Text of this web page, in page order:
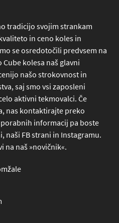
tradicijo svojim strankam
in ceno koles in
se osredotočili predvsem na
kolesa naš glavni
našo strokovnost in
saj smo vsi zaposleni
aktivni tekmovalci. Če
nas kontaktirajte preko
informacij pa boste
naši FB strani in Instagramu.
na naš »novičnik«.